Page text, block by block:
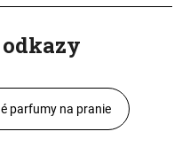
parfumy na pranie